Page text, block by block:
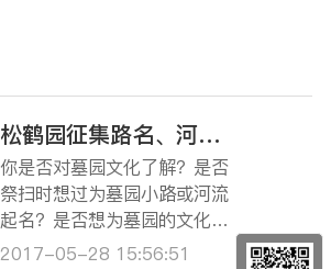
松鹤园征集路名、河名活动开始啦！ ‘由你说了算’ ——命名征集令
你是否对墓园文化了解？是否
祭扫时想过为墓园小路或河流
起名？是否想为墓园的文化建
设增添一份力量？那就请不要
2017-05-28 15:56:51